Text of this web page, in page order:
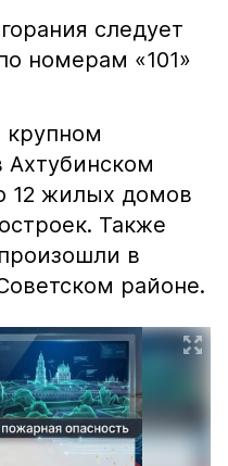
следует
номерам «101»
Ахтубинском
12 жилых домов
Также
произошли в
районе.